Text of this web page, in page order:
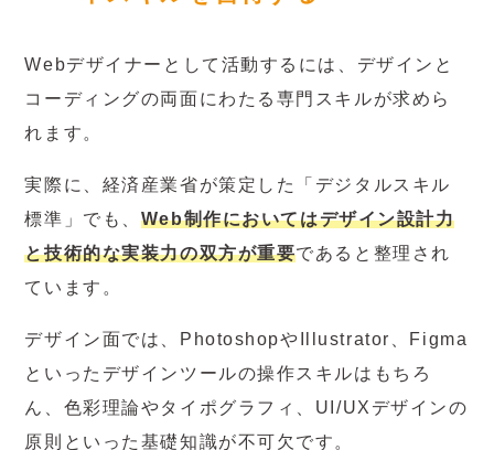
Webデザイナーとして活動するには、デザインと
コーディングの両面にわたる専門スキルが求めら
れます。
実際に、経済産業省が策定した「デジタルスキル
標準」でも、 Web制作においてはデザイン設計力
と技術的な実装力の双方が重要であると整理され
ています。
デザイン面では、PhotoshopやIllustrator、Figma
といったデザインツールの操作スキルはもちろ
ん、色彩理論やタイポグラフィ、UI/UXデザインの
原則といった基礎知識が不可欠です。